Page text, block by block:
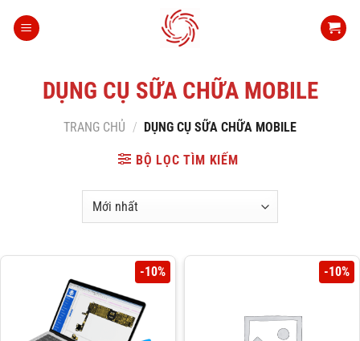
qua
DỤNG CỤ SỮA CHỮA MOBILE
TRANG CHỦ / DỤNG CỤ SỮA CHỮA MOBILE
BỘ LỌC TÌM KIẾM
-10% -10%